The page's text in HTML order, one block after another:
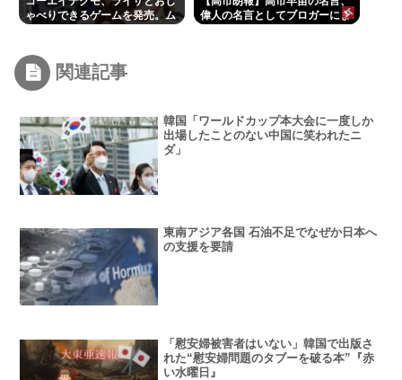
ゃべりできるゲームを発売。ム
偉人の名言としてブロガーにま
関連記事
韓国「ワールドカップ本大会に一度しか
出場したことのない中国に笑われたニ
ダ」
東南アジア各国 石油不足でなぜか日本へ
の支援を要請
「慰安婦被害者はいない」韓国で出版さ
れた“慰安婦問題のタブーを破る本”『赤
い水曜日』